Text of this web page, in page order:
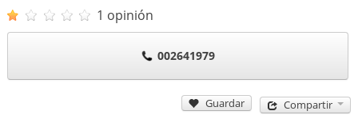
1 opinión
002641979
Guardar Compartir